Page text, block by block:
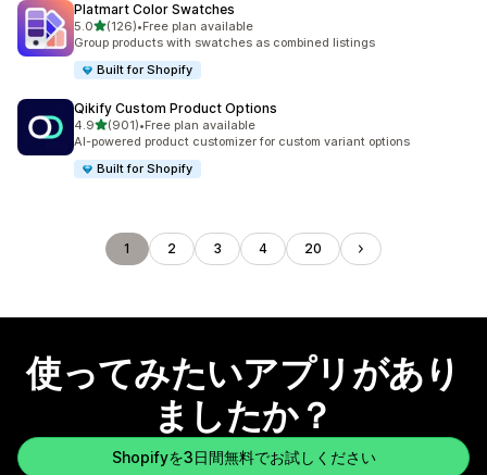
Platmart Color Swatches
5.05つ星中
(126)
合計レビュー数：126件
•Free plan available
Group products with swatches as combined listings
Built for Shopify
Qikify Custom Product Options
4.95つ星中
(901)
合計レビュー数：901件
•Free plan available
AI-powered product customizer for custom variant options
Built for Shopify
1 2 3 4 20
使ってみたいアプリがあり
ましたか？
Shopifyを3日間無料でお試しください